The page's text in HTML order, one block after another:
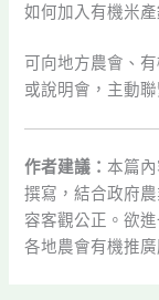
如何加入有機米
可向地方農會、
或說明會，主動
作者建議：本篇
撰寫，結合政府
容客觀公正。欲
各地農會有機推廣